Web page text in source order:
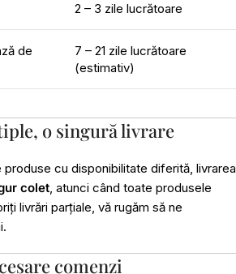
2 – 3 zile lucrătoare
de
7 – 21 zile lucrătoare
(estimativ)
o singură livrare
cu disponibilitate diferită, livrarea
colet, atunci când toate produsele
livrări parțiale, vă rugăm să ne
comenzi